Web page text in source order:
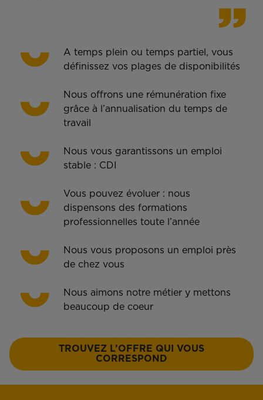
A temps plein ou temps partiel, vous
définissez vos plages de disponibilités
Nous offrons une rémunération fixe
grâce à l’annualisation du temps de
travail
Nous vous garantissons un emploi
stable : CDI
Vous pouvez évoluer : nous
dispensons des formations
professionnelles toute l’année
Nous vous proposons un emploi près
de chez vous
Nous aimons notre métier y mettons
beaucoup de coeur
TROUVEZ L’OFFRE QUI VOUS
CORRESPOND